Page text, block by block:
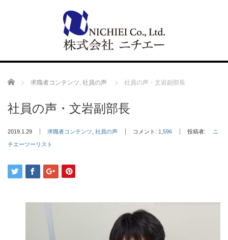
Home 求職者コンテンツ, 社員の声 社員の声・文岩副部長
社員の声・文岩副部長
2019.1.29 求職者コンテンツ 社員の声 コメント: 1,596 投稿者: ニ
チエーツーリスト